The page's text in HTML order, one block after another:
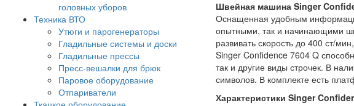
головных уборов
Техника ВТО
Утюги и парогенераторы
Гладильные системы и доски
Гладильные прессы
Пресс-вешалки для брюк
Паровое оборудование
Отпариватели
Швейная машина Singer
Оснащенная удобным
опытными, так и начинающими
развивать скорость до 400 ст/
Singer Confidence 7604 Q
так и другие виды строчек. В
символов. В комплекте есть
Характеристики Singer